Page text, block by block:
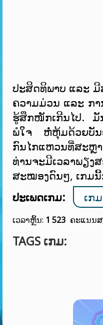
ປະສິດທິພາບ ແລະ
ຄວາມມ່ວນ ແລະ ກ
ຮູ້ສຶກໜັກເກີນໄປ. ມັ
ພໍໃຈ ຫໍ່ຫຸ້ມດ້ວຍບັນ
ກົນໄກແຫວນທີ່ສະຫຼ
ທ່ານຈະມີເວລາພຽ
ສະໝອງດົນໆ, ເກມ
ປະເພດເກມ:
ເກ
ເວລາຫຼິ້ນ: 1 523 ຄະແນນສ
TAGS ເກມ: